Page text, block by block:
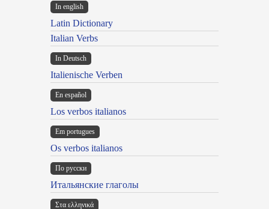
In english
Latin Dictionary
Italian Verbs
In Deutsch
Italienische Verben
En español
Los verbos italianos
Em portugues
Os verbos italianos
По русски
Итальянские глаголы
Στα ελληνικά